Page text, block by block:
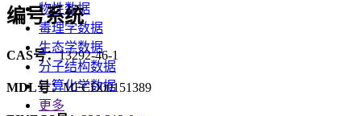
物性数据
毒理学数据
生态学数据
分子结构数据
计算化学数据
更多
编号系统
CAS号：13292-46-1
MDL号：MFCD00151389